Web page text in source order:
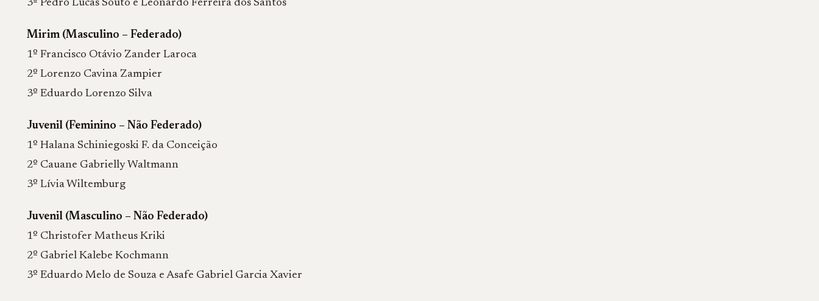
3º Pedro Lucas Souto e Leonardo Ferreira dos Santos
Mirim (Masculino – Federado)
1º Francisco Otávio Zander Laroca
2º Lorenzo Cavina Zampier
3º Eduardo Lorenzo Silva
Juvenil (Feminino – Não Federado)
1º Halana Schiniegoski F. da Conceição
2º Cauane Gabrielly Waltmann
3º Lívia Wiltemburg
Juvenil (Masculino – Não Federado)
1º Christofer Matheus Kriki
2º Gabriel Kalebe Kochmann
3º Eduardo Melo de Souza e Asafe Gabriel Garcia Xavier